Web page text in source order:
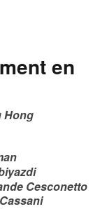
en
Hong
Cesconetto